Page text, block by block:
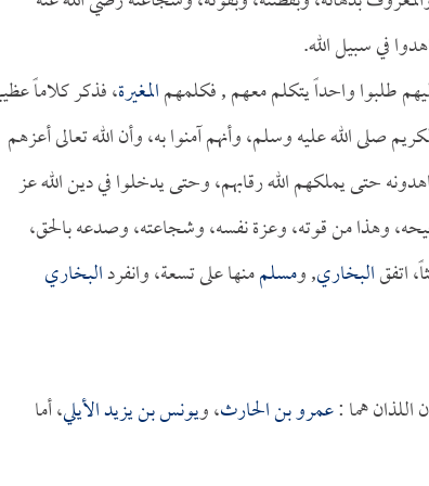
في سبيل الله.
طلبوا واحداً يتكلم معهم , فكلمهمالمغيرة، فذكر كلاماً
صلى الله عليه وسلم، وأنهم آمنوا به، وأن الله تعالى أعزهم
حتى يملكهم الله رقابهم، وحتى يدخلوا في دين الله عز
وهذا من قوته، وعزة نفسه، وشجاعته، وصدعه بالحق،
اتفقالبخاري, ومسلممنها على تسعة، وانفردالبخاري
اللذان هما :عمرو بن الحارث، ويونس بن يزيد الأيلي، أما